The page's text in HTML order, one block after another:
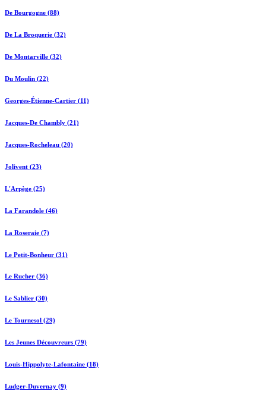
De Bourgogne (88)
De La Broquerie (32)
De Montarville (32)
Du Moulin (22)
Georges-Étienne-Cartier (11)
Jacques-De Chambly (21)
Jacques-Rocheleau (20)
Jolivent (23)
L'Arpège (25)
La Farandole (46)
La Roseraie (7)
Le Petit-Bonheur (31)
Le Rucher (36)
Le Sablier (30)
Le Tournesol (29)
Les Jeunes Découvreurs (79)
Louis-Hippolyte-Lafontaine (18)
Ludger-Duvernay (9)